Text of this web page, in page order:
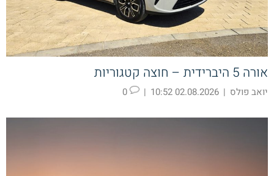
אורה 5 היברידית – חוצה קטגוריות
יואב פולס |
02.08.2026 10:52
|